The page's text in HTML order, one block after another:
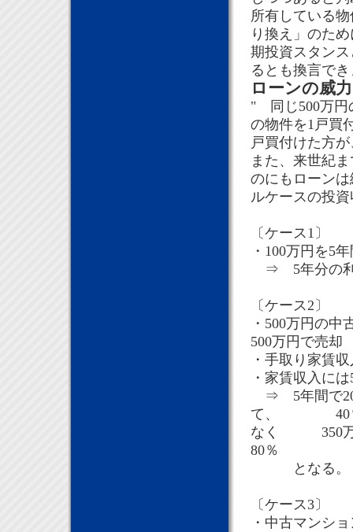
所有している
り換え」のた
期投資スタン
るとも換言で
ローンの威
" 同じ500万円
の物件を1戸買
戸買付けた方
また、来世紀
のにもローン
ルケースの投
〔ケース1〕
・100万円を5
⇒ 5年分の利
〔ケース2〕
・500万円の
500万円で売却
・手取り家賃
・家賃収入に
⇒ 5年間で
て、 40％の
なく 350万円
80％
となる。
〔ケース3〕
・中古マンシ